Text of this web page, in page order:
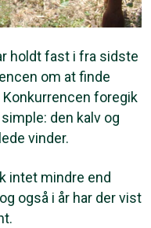
holdt fast i fra sidste
om at finde
foregik
den kalv og
vinder.
intet mindre end
også i år har der vist